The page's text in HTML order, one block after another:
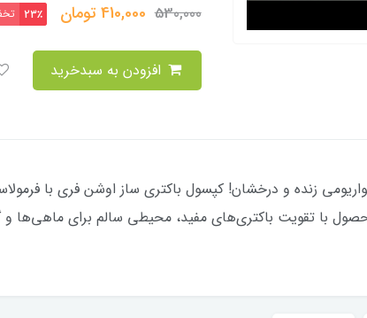
530,000
410,000تومان 23٪
زنده و درخشان! کپسول باکتری ساز اوشن فری با
با تقویت باکتری‌های مفید، محیطی سالم برای ماهی‌ها و